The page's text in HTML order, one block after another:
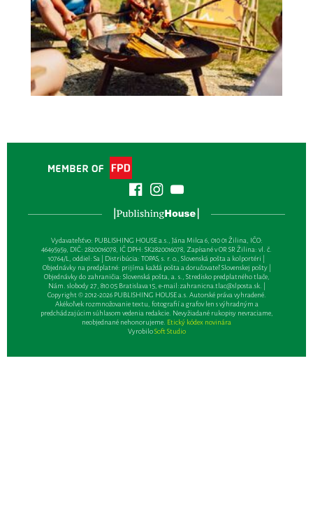
Vydavateľsťvo: PUBLISHING HOUSE a.s., Jána Milca 6, 010 01 Žilina, IČO:
46495959, DIČ: 2820016078, IČ DPH: SK2820016078, Zapísané v OR SR Žilina: vl. č.
10764/L, oddiel: Sa | Distribúcia: TOPAS, s. r. o., Slovenská pošta a kolportéri |
Objednávky na predplatné: prijíma každá pošta a doručovateľ Slovenskej pošty |
Objednávky do zahraničia: Slovenská pošta, a. s., Stredisko predplatného tlače,
Nám. slobody 27, 810 05 Bratislava 15, e-mail:zahranicna.tlac@slposta.sk. |
Copyright © 2012-2026 PUBLISHING HOUSE a.s. Autorské práva vyhradené.
Akékoľvek rozmnožovanie textu, fotografií a grafov len s výhradným a
predchádzajúcim súhlasom vedenia redakcie. Nevyžiadané rukopisy nevraciame,
neobjednané nehonorujeme. Etický kódex novinára
VyrobiloSoft Studio